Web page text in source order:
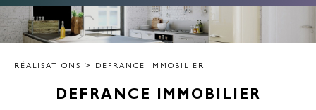
RÉALISATIONS > DEFRANCE IMMOBILIER
DEFRANCE IMMOBILIER